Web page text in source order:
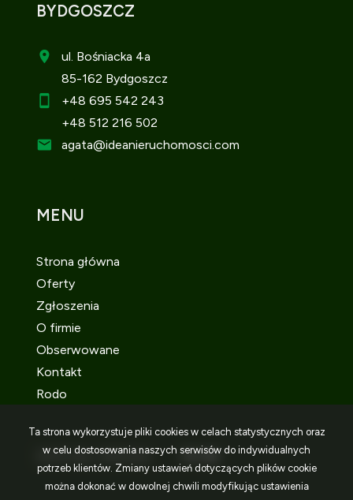
BYDGOSZCZ
ul. Bośniacka 4a
85-162 Bydgoszcz
+48 695 542 243
+48 512 216 502
agata@ideanieruchomosci.com
MENU
Strona główna
Oferty
Zgłoszenia
O firmie
Obserwowane
Kontakt
Rodo
SOCIAL MEDIA Facebook
Facebook
Facebook
Ta strona wykorzystuje pliki cookies w celach statystycznych oraz
w celu dostosowania naszych serwisów do indywidualnych
potrzeb klientów. Zmiany ustawień dotyczących plików cookie
można dokonać w dowolnej chwili modyfikując ustawienia